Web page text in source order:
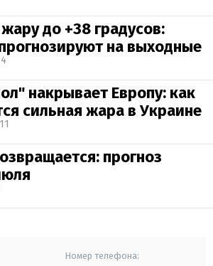
до +38 градусов:
на выходные
накрывает Европу: как
сильная жара в Украине
прогноз
Номер телефона: